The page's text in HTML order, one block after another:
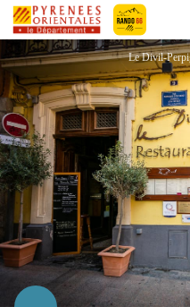
Pyrénées-
LE DIVIL
Le Divil-